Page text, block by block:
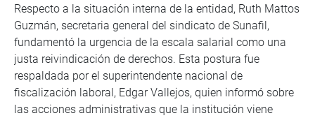
Respecto a la situación interna de la entidad, Ruth Mattos
Guzmán, secretaria general del sindicato de Sunafil,
fundamentó la urgencia de la escala salarial como una
justa reivindicación de derechos. Esta postura fue
respaldada por el superintendente nacional de
fiscalización laboral, Edgar Vallejos, quien informó sobre
las acciones administrativas que la institución viene